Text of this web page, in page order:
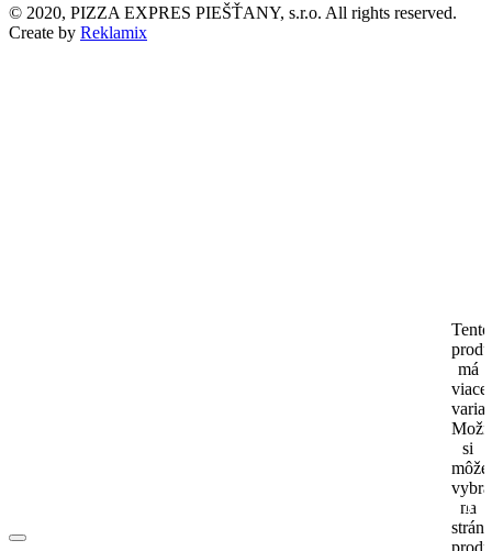
Tento
má
si
na
© 2020, PIZZA EXPRES PIEŠŤANY, s.r.o. All rights reserved.
Create by Reklamix